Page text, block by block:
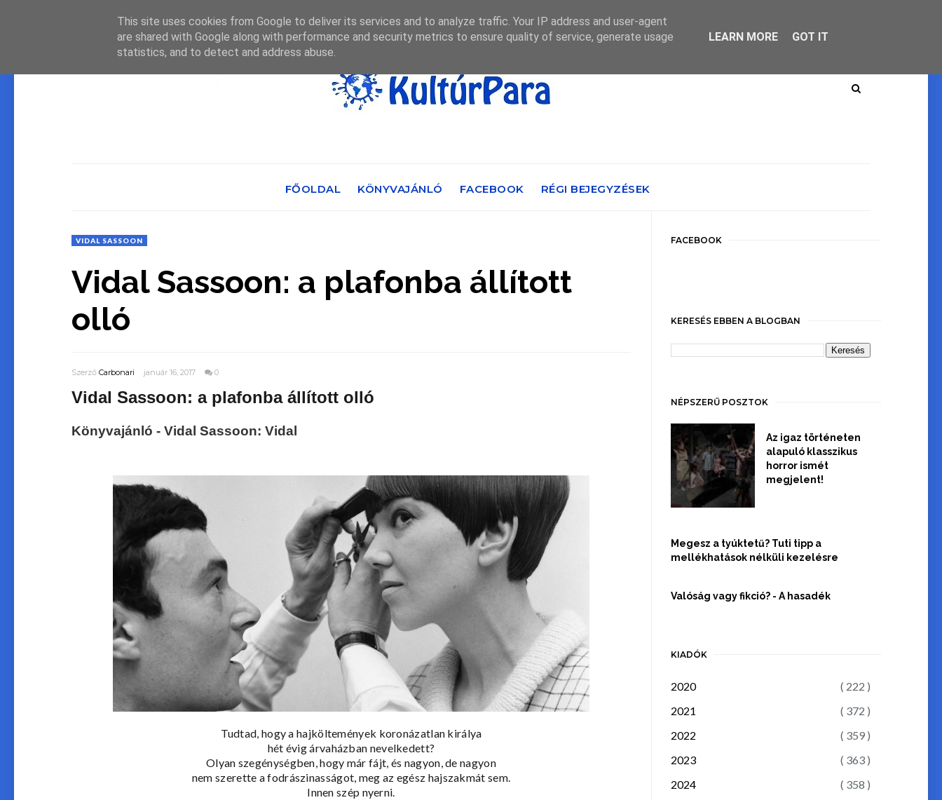
FŐOLDAL KÖNYVAJÁNLÓ FACEBOOK RÉGI BEJEGYZÉSEK
VIDAL SASSOON
Vidal Sassoon: a plafonba állított
olló
Szerző Carbonari január 16, 2017 0
Vidal Sassoon: a plafonba állított olló
Könyvajánló - Vidal Sassoon: Vidal
Tudtad, hogy a hajköltemények koronázatlan királya
hét évig árvaházban nevelkedett?
Olyan szegénységben, hogy már fájt, és nagyon, de nagyon
nem szerette a fodrászinasságot, meg az egész hajszakmát sem.
Innen szép nyerni.
FACEBOOK
KERESÉS EBBEN A BLOGBAN
NÉPSZERŰ POSZTOK
Az igaz történeten
alapuló klasszikus
horror ismét
megjelent!
Megesz a tyúktetű? Tuti tipp a
mellékhatások nélküli kezelésre
Valóság vagy fikció? - A hasadék
KIADÓK
2020
( 222 )
2021
( 372 )
2022
( 359 )
2023
( 363 )
2024
( 358 )
This site uses cookies from Google to deliver its services and to analyze traffic. Your IP address and user-agent
are shared with Google along with performance and security metrics to ensure quality of service, generate usage
statistics, and to detect and address abuse.
LEARN MORE GOT IT